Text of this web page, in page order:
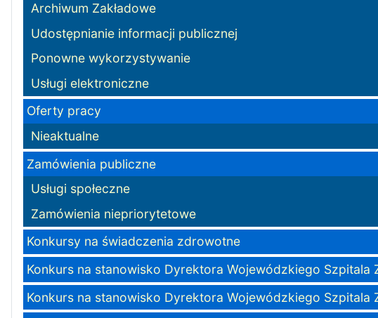
Archiwum Zakładowe
Udostępnianie informacji publicznej
Ponowne wykorzystywanie
Usługi elektroniczne
Oferty pracy
Nieaktualne
Zamówienia publiczne
Usługi społeczne
Zamówienia niepriorytetowe
Konkursy na świadczenia zdrowotne
Konkurs na stanowisko Dyrektora Wojewódzkiego
Konkurs na stanowisko Dyrektora Wojewódzkiego